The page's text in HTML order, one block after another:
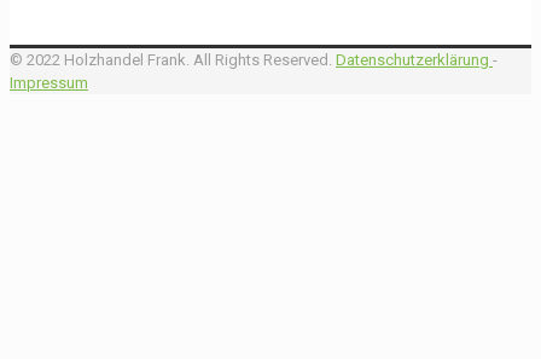
© 2022 Holzhandel Frank. All Rights Reserved. Datenschutzerklärung -
Impressum